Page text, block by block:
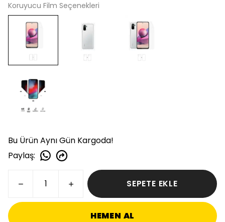
Koruyucu Film Seçenekleri
Bu Ürün Aynı Gün Kargoda!
Paylaş:
SEPETE EKLE
HEMEN AL